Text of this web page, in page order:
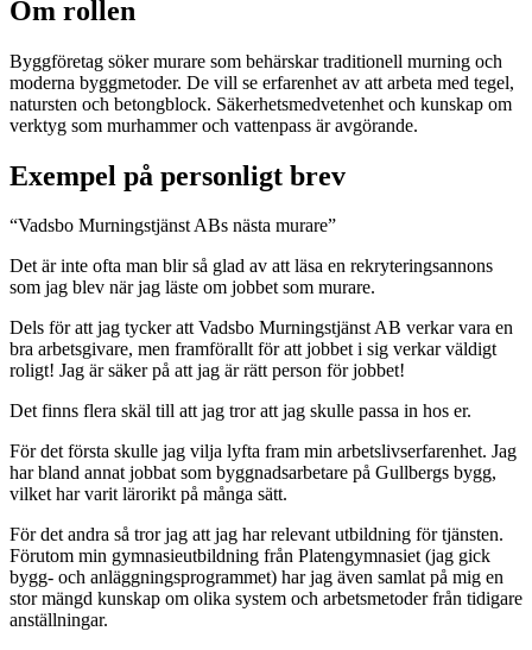
Om rollen
Byggföretag söker murare som behärskar traditionell murning och
moderna byggmetoder. De vill se erfarenhet av att arbeta med tegel,
natursten och betongblock. Säkerhetsmedvetenhet och kunskap om
verktyg som murhammer och vattenpass är avgörande.
Exempel på personligt brev
“Vadsbo Murningstjänst ABs nästa murare”
Det är inte ofta man blir så glad av att läsa en rekryteringsannons
som jag blev när jag läste om jobbet som murare.
Dels för att jag tycker att Vadsbo Murningstjänst AB verkar vara en
bra arbetsgivare, men framförallt för att jobbet i sig verkar väldigt
roligt! Jag är säker på att jag är rätt person för jobbet!
Det finns flera skäl till att jag tror att jag skulle passa in hos er.
För det första skulle jag vilja lyfta fram min arbetslivserfarenhet. Jag
har bland annat jobbat som byggnadsarbetare på Gullbergs bygg,
vilket har varit lärorikt på många sätt.
För det andra så tror jag att jag har relevant utbildning för tjänsten.
Förutom min gymnasieutbildning från Platengymnasiet (jag gick
bygg- och anläggningsprogrammet) har jag även samlat på mig en
stor mängd kunskap om olika system och arbetsmetoder från tidigare
anställningar.